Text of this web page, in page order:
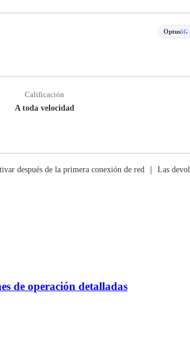
Optus5G
Calificación
A toda velocidad
después de la primera conexión de red ｜ Las
de operación detalladas